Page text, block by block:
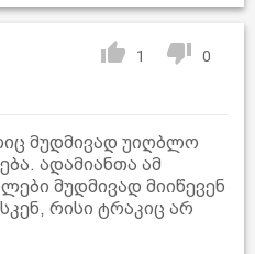
1 0
მუდმივად უიღბლო
ადამიანთა ამ
მუდმივად მიიწევენ
რისი ტრაკიც არ